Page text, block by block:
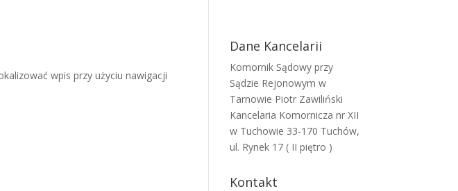
wpis przy użyciu nawigacji
Dane Kancelarii
Komornik Sądowy przy
Sądzie Rejonowym w
Tarnowie Piotr Zawiliński
Kancelaria Komornicza nr XII
w Tuchowie 33-170 Tuchów,
ul. Rynek 17 ( II piętro )
Kontakt